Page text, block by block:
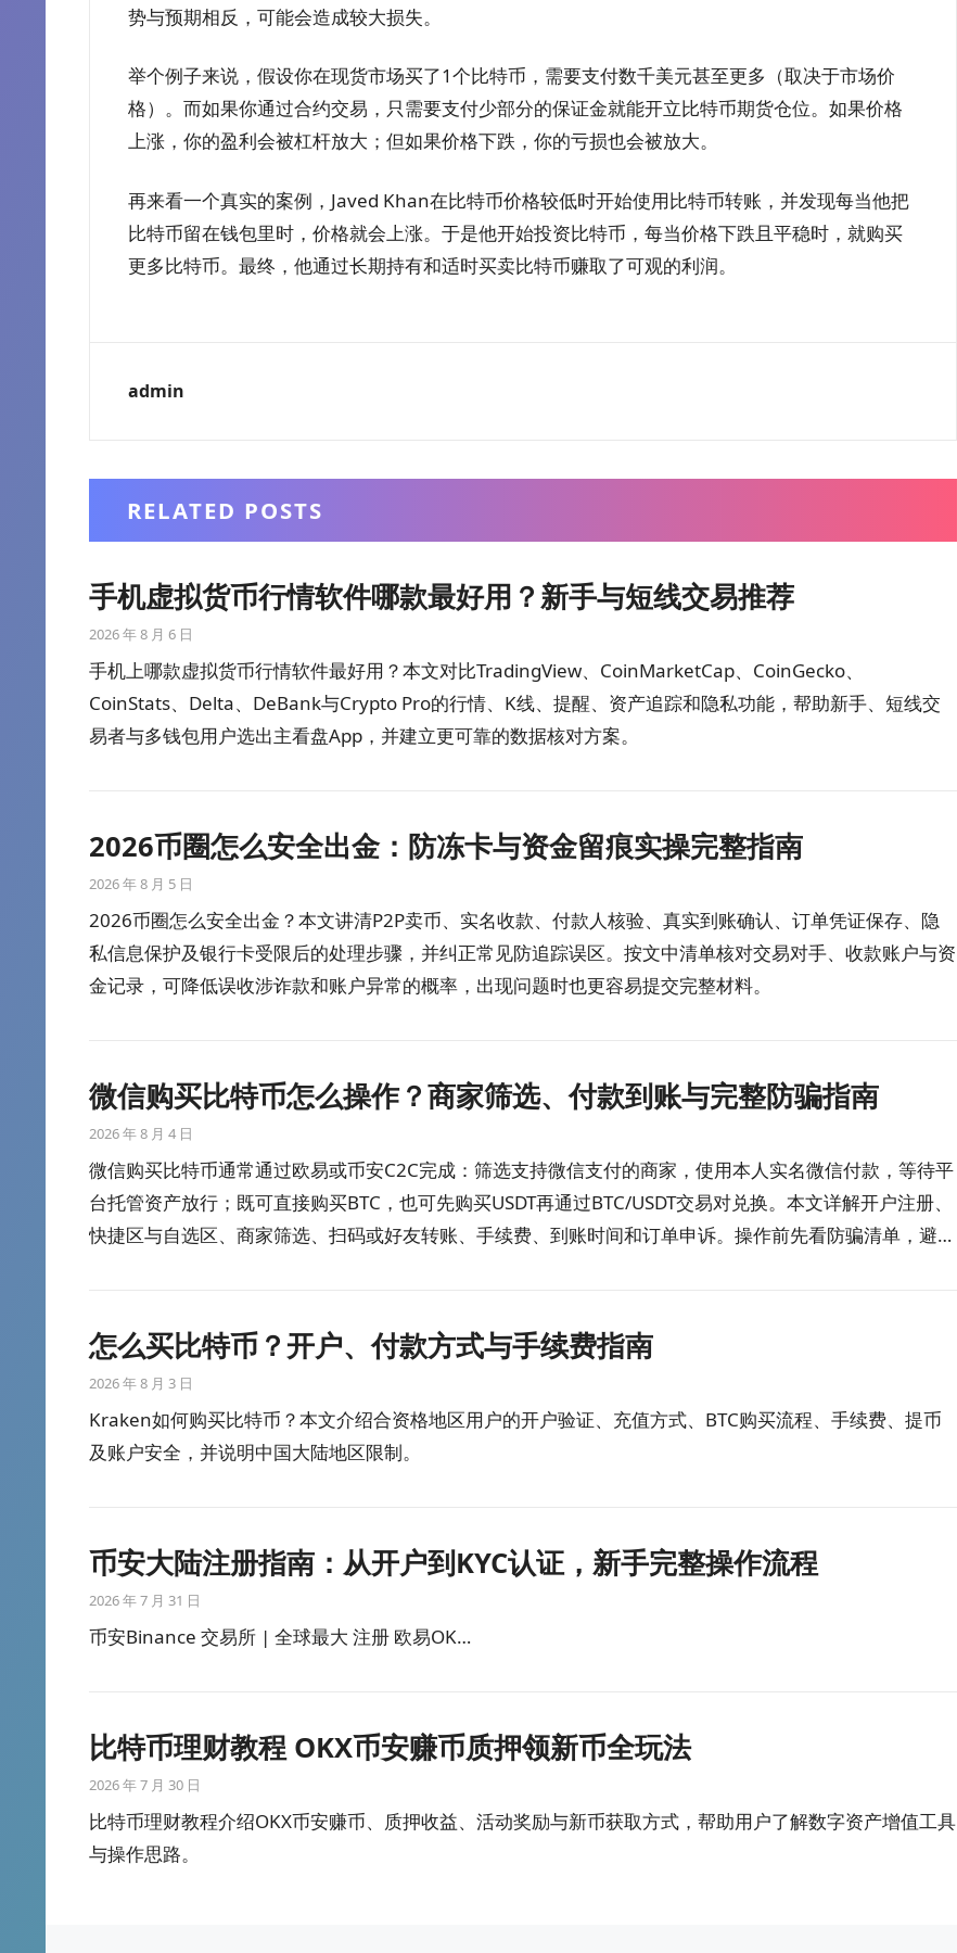
势与预期相反，可能会造成较大损失。
举个例子来说，假设你在现货市场买了1个比特币，需要支付数千美元甚至更多（取决于市场价
格）。而如果你通过合约交易，只需要支付少部分的保证金就能开立比特币期货仓位。如果价格
上涨，你的盈利会被杠杆放大；但如果价格下跌，你的亏损也会被放大。
再来看一个真实的案例，Javed Khan在比特币价格较低时开始使用比特币转账，并发现每当他把
比特币留在钱包里时，价格就会上涨。于是他开始投资比特币，每当价格下跌且平稳时，就购买
更多比特币。最终，他通过长期持有和适时买卖比特币赚取了可观的利润。
admin
RELATED POSTS
手机虚拟货币行情软件哪款最好用？新手与短线交易推荐
2026 年 8 月 6 日
手机上哪款虚拟货币行情软件最好用？本文对比TradingView、CoinMarketCap、CoinGecko、
CoinStats、Delta、DeBank与Crypto Pro的行情、K线、提醒、资产追踪和隐私功能，帮助新手、短线交
易者与多钱包用户选出主看盘App，并建立更可靠的数据核对方案。
2026币圈怎么安全出金：防冻卡与资金留痕实操完整指南
2026 年 8 月 5 日
2026币圈怎么安全出金？本文讲清P2P卖币、实名收款、付款人核验、真实到账确认、订单凭证保存、隐
私信息保护及银行卡受限后的处理步骤，并纠正常见防追踪误区。按文中清单核对交易对手、收款账户与资
金记录，可降低误收涉诈款和账户异常的概率，出现问题时也更容易提交完整材料。
微信购买比特币怎么操作？商家筛选、付款到账与完整防骗指南
2026 年 8 月 4 日
微信购买比特币通常通过欧易或币安C2C完成：筛选支持微信支付的商家，使用本人实名微信付款，等待平
台托管资产放行；既可直接购买BTC，也可先购买USDT再通过BTC/USDT交易对兑换。本文详解开户注册、
快捷区与自选区、商家筛选、扫码或好友转账、手续费、到账时间和订单申诉。操作前先看防骗清单，避免
怎么买比特币？开户、付款方式与手续费指南
2026 年 8 月 3 日
Kraken如何购买比特币？本文介绍合资格地区用户的开户验证、充值方式、BTC购买流程、手续费、提币
及账户安全，并说明中国大陆地区限制。
币安大陆注册指南：从开户到KYC认证，新手完整操作流程
2026 年 7 月 31 日
币安Binance 交易所 | 全球最大 注册 欧易OK…
比特币理财教程 OKX币安赚币质押领新币全玩法
2026 年 7 月 30 日
比特币理财教程介绍OKX币安赚币、质押收益、活动奖励与新币获取方式，帮助用户了解数字资产增值工具
与操作思路。